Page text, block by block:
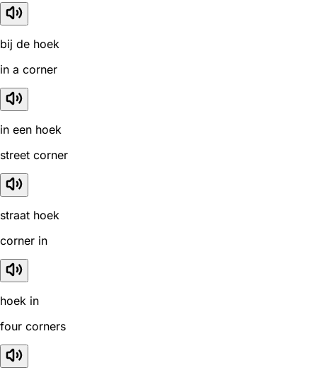
bij de hoek
in a corner
in een hoek
street corner
straat hoek
corner in
hoek in
four corners